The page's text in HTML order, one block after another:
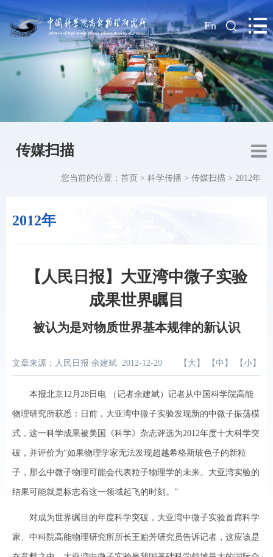
| En
传媒扫描
2012年
您当前的位置： 首页 > 科学传播 > 传媒扫描 > 2012年
【人民日报】大亚湾中微子实验
成果世界瞩目
被认为是对物质世界基本规律的新认识
文章来源：人民日报 余建斌 2012-12-29 【 大 】 【 中 】 【 小 】
本报北京12月28日电 （记者余建斌）记者从中国科学院高能
物理研究所获悉：日前，大亚湾中微子实验发现新的中微子振荡模
式，这一科学成果被美国《科学》杂志评选为2012年度十大科学突
破，并评价为“如果物理学家无法发现超越希格斯玻色子的新粒
子，那么中微子物理可能会代表粒子物理学的未来。大亚湾实验的
结果可能就是标志着这一领域起飞的时刻。”
对成为世界瞩目的年度科学突破，大亚湾中微子实验首席科学
家、中科院高能物理研究所所长王贻芳研究员告诉记者，这应该是